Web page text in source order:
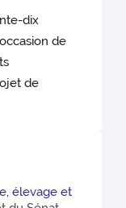
dix
de
de
élevage et